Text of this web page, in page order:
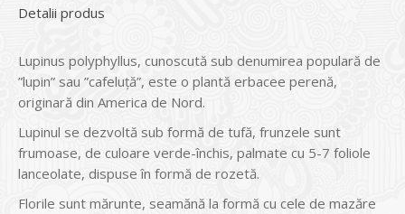
Detalii produs
Lupinus polyphyllus, cunoscută sub denumirea populară de
”lupin” sau ”cafeluță”, este o plantă erbacee perenă,
originară din America de Nord.
Lupinul se dezvoltă sub formă de tufă, frunzele sunt
frumoase, de culoare verde-închis, palmate cu 5-7 foliole
lanceolate, dispuse în formă de rozetă.
Florile sunt mărunte, seamănă la formă cu cele de mazăre